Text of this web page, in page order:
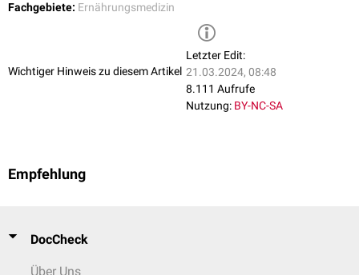
Fachgebiete: Ernährungsmedizin
Wichtiger Hinweis zu diesem Artikel
Letzter Edit:
21.03.2024, 08:48
8.111 Aufrufe
Nutzung: BY-NC-SA
Empfehlung
DocCheck
Über Uns